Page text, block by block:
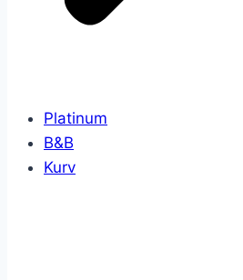
Platinum
B&B
Kurv